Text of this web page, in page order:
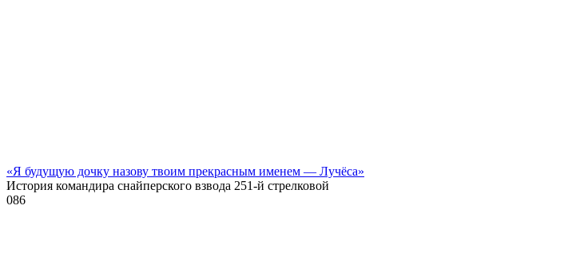
«Я будущую дочку назову твоим прекрасным именем — Лучёса»
История командира снайперского взвода 251-й стрелковой
086